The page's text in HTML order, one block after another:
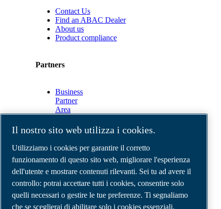
Contact Us
Find an ABAC Dealer
About us
Product compliance
Partners
Business
Partner
Area
Connect
2.0
Business
ABAC
Media
Gallery
©2026 Compressori d'aria ABAC
Note legali e privacy
Il nostro sito web utilizza i cookies.
Utilizziamo i cookies per garantire il corretto
funzionamento di questo sito web, migliorare l'esperienza
dell'utente e mostrare contenuti rilevanti. Sei tu ad avere il
controllo: potrai accettare tutti i cookies, consentire solo
quelli necessari o gestire le tue preferenze. Ti segnaliamo
che se sceglierai di abilitare solo i cookies essenziali,